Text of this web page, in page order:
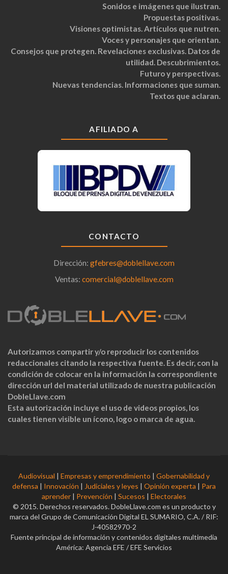
Sonidos e imágenes que ilustran.
Propuestas positivas.
Visiones optimistas. Artículos que nutren.
Voces y personajes que orientan.
Consejos que protegen. Revelaciones exclusivas. Datos de
utilidad. Descubrimientos.
Futuro y perspectivas.
Nuevas tendencias. Informaciones que suman.
Textos que aclaran.
AFILIADO A
CONTACTO
Dirección: gfebres@doblellave.com
Ventas: comercial@doblellave.com
Autorizamos compartir y/o reproducir los contenidos
redaccionales citando la respectiva fuente. Es decir, con la
condición de colocar en la información la correspondiente
dirección url del material utilizado de nuestra publicación
DobleLlave.com
Esta autorización incluye el uso de videos propios, los
cuales tienen visible un ícono, logo o marca de agua.
Audiovisual | Empresas y emprendimiento | Gobernabilidad y
defensa | Innovación | Judiciales y leyes | Opinión experta | Para
aprender | Prevención | Sucesos | Electorales
© 2015. Derechos reservados. DobleLlave.com es un producto y
marca del Grupo de Comunicación Digital EL SUMARIO, C.A. / RIF:
J-40582970-2
Fuente principal de información y contenidos digitales multimedia
América: Agencia EFE / EFE Servicios